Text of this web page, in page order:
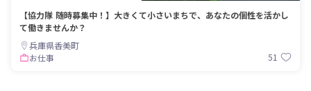
【協力隊 随時募集中！】大きくて小さいまちで、あなたの個性を活かし
て働きませんか？
兵庫県香美町
お仕事
51